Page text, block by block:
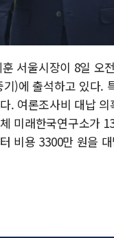
서울시장이 8일 오
)에 출석하고 있다.
. 여론조사비 대납
미래한국연구소가
비용 3300만 원을